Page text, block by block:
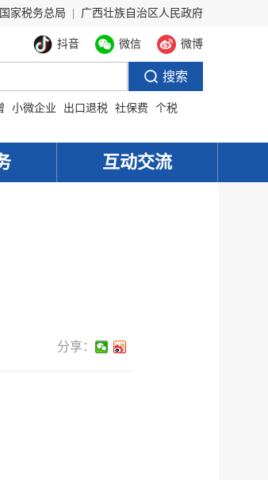
国家税务总局 广西壮族自治区人民政府
抖音 微信 微博
小微企业 出口退税 社保费 个税
互动交流
分享：